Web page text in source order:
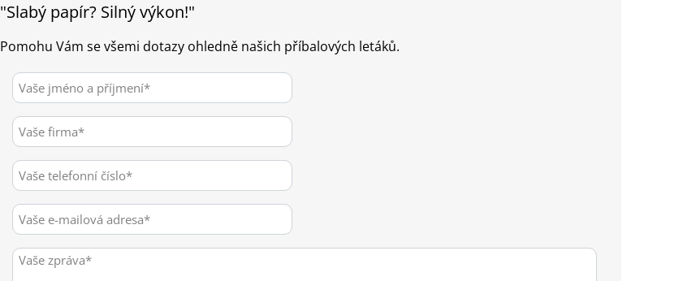
"Slabý papír? Silný výkon!"
Pomohu Vám se všemi dotazy ohledně našich příbalových letáků.